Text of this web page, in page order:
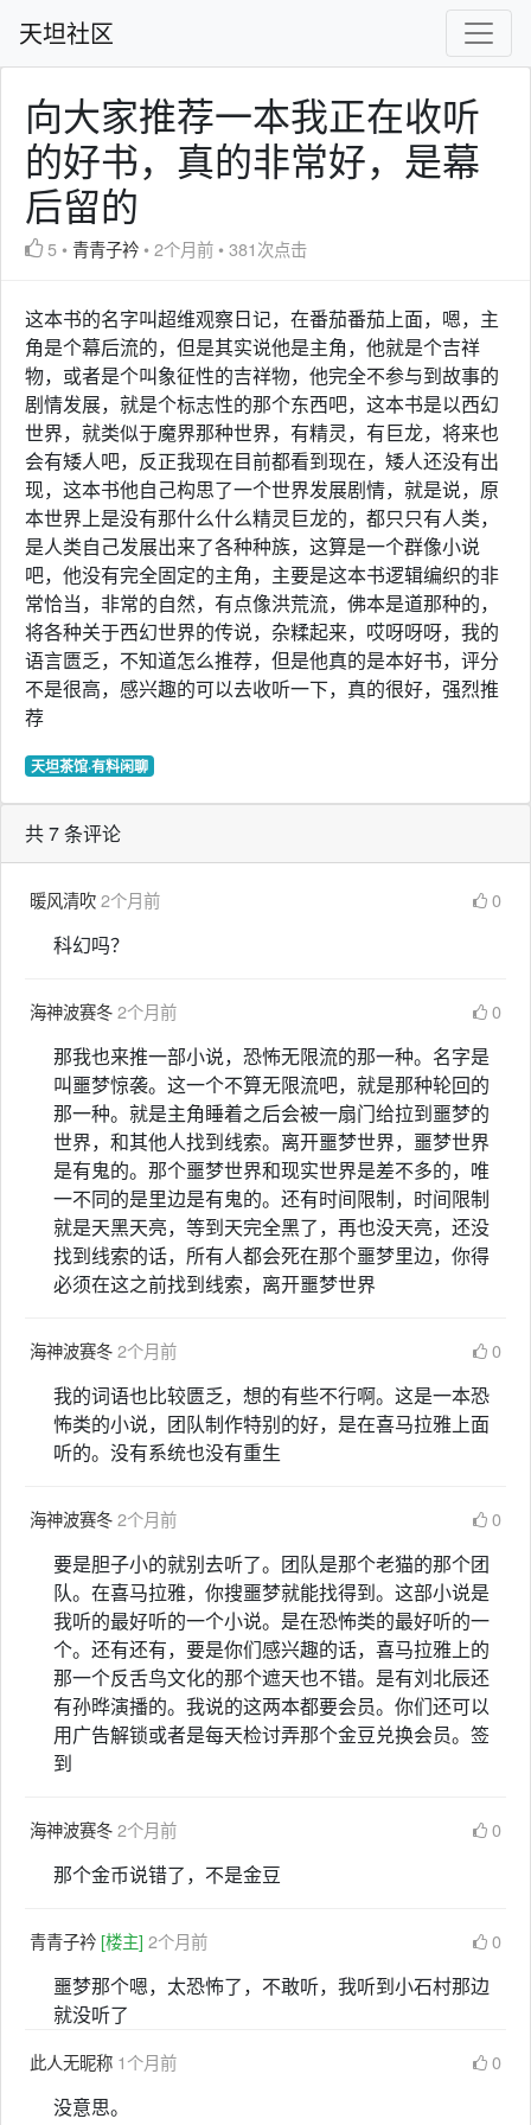
天坦社区
向大家推荐一本我正在收听
的好书，真的非常好，是幕
后留的
5 •青青子衿 •2个月前 •381次点击
这本书的名字叫超维观察日记，在番茄番茄上面，嗯，主
角是个幕后流的，但是其实说他是主角，他就是个吉祥
物，或者是个叫象征性的吉祥物，他完全不参与到故事的
剧情发展，就是个标志性的那个东西吧，这本书是以西幻
世界，就类似于魔界那种世界，有精灵，有巨龙，将来也
会有矮人吧，反正我现在目前都看到现在，矮人还没有出
现，这本书他自己构思了一个世界发展剧情，就是说，原
本世界上是没有那什么什么精灵巨龙的，都只只有人类，
是人类自己发展出来了各种种族，这算是一个群像小说
吧，他没有完全固定的主角，主要是这本书逻辑编织的非
常恰当，非常的自然，有点像洪荒流，佛本是道那种的，
将各种关于西幻世界的传说，杂糅起来，哎呀呀呀，我的
语言匮乏，不知道怎么推荐，但是他真的是本好书，评分
不是很高，感兴趣的可以去收听一下，真的很好，强烈推
荐
天坦茶馆·有料闲聊
共 7 条评论
暖风清吹2个月前 0
科幻吗？
海神波赛冬2个月前 0
那我也来推一部小说，恐怖无限流的那一种。名字是
叫噩梦惊袭。这一个不算无限流吧，就是那种轮回的
那一种。就是主角睡着之后会被一扇门给拉到噩梦的
世界，和其他人找到线索。离开噩梦世界，噩梦世界
是有鬼的。那个噩梦世界和现实世界是差不多的，唯
一不同的是里边是有鬼的。还有时间限制，时间限制
就是天黑天亮，等到天完全黑了，再也没天亮，还没
找到线索的话，所有人都会死在那个噩梦里边，你得
必须在这之前找到线索，离开噩梦世界
海神波赛冬2个月前 0
我的词语也比较匮乏，想的有些不行啊。这是一本恐
怖类的小说，团队制作特别的好，是在喜马拉雅上面
听的。没有系统也没有重生
海神波赛冬2个月前 0
要是胆子小的就别去听了。团队是那个老猫的那个团
队。在喜马拉雅，你搜噩梦就能找得到。这部小说是
我听的最好听的一个小说。是在恐怖类的最好听的一
个。还有还有，要是你们感兴趣的话，喜马拉雅上的
那一个反舌鸟文化的那个遮天也不错。是有刘北辰还
有孙晔演播的。我说的这两本都要会员。你们还可以
用广告解锁或者是每天检讨弄那个金豆兑换会员。签
到
海神波赛冬2个月前 0
那个金币说错了，不是金豆
青青子衿 [楼主] 2个月前 0
噩梦那个嗯，太恐怖了，不敢听，我听到小石村那边
就没听了
此人无昵称 1个月前 0
没意思。